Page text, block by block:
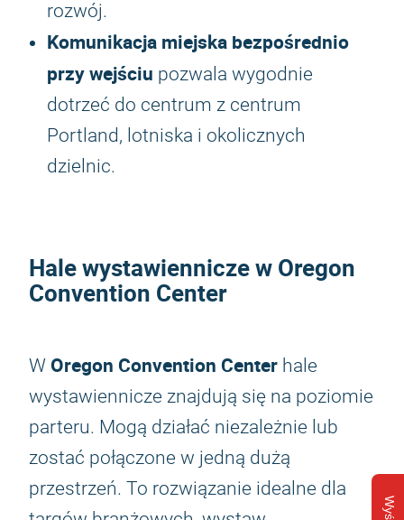
rozwój.
Komunikacja miejska bezpośrednio
przy wejściu pozwala wygodnie
dotrzeć do centrum z centrum
Portland, lotniska i okolicznych
dzielnic.
Hale wystawiennicze w Oregon
Convention Center
W Oregon Convention Center hale
wystawiennicze znajdują się na poziomie
parteru. Mogą działać niezależnie lub
zostać połączone w jedną dużą
przestrzeń. To rozwiązanie idealne dla